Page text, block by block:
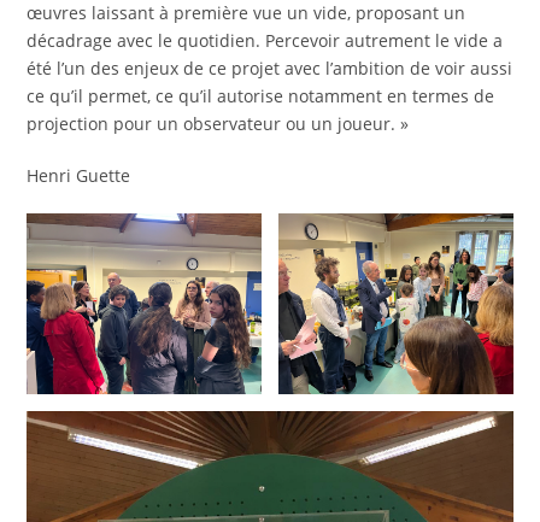
œuvres laissant à première vue un vide, proposant un
décadrage avec le quotidien. Percevoir autrement le vide a
été l’un des enjeux de ce projet avec l’ambition de voir aussi
ce qu’il permet, ce qu’il autorise notamment en termes de
projection pour un observateur ou un joueur. »
Henri Guette